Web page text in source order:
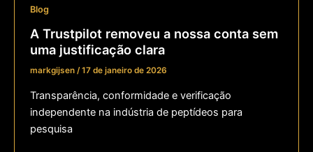
Blog
A Trustpilot removeu a nossa conta sem
uma justificação clara
markgijsen /17 de janeiro de 2026
Transparência, conformidade e verificação
independente na indústria de peptídeos para
pesquisa